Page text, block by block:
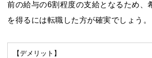
前の給与の6割程度の支給となるため、
を得るには転職した方が確実でしょう。
【デメリット】